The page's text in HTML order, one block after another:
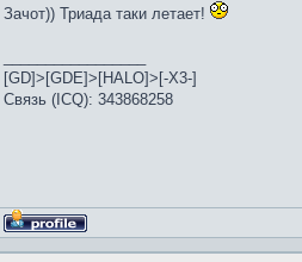
Зачот)) Триада таки летает!
[GD]>[GDE]>[HALO]>[-X3-]
Связь (ICQ): 343868258
Профиль